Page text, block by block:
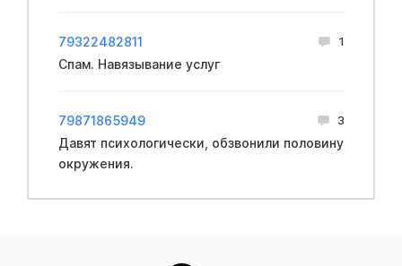
79322482811 1
Спам. Навязывание услуг
79871865949 3
Давят психологически, обзвонили половину
окружения.